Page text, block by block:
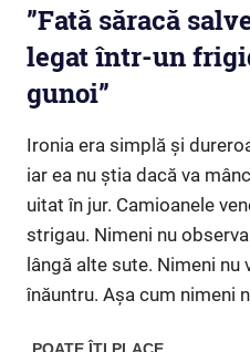
”Fată săracă
legat într-un
gunoi”
Ironia era simplă și
iar ea nu știa dacă va
uitat în jur. Camioanele
strigau. Nimeni nu
lângă alte sute. Nimeni nu
înăuntru. Așa cum nimeni